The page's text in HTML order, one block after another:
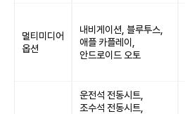
멀티미디어
옵션
내비게이션, 블루투스,
애플 카플레이,
안드로이드 오토
운전석 전동시트,
조수석 전동시트,